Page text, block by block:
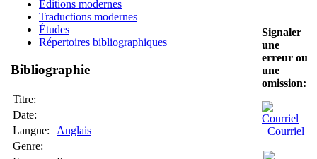
Éditions modernes
Traductions modernes
Études
Répertoires bibliographiques
Bibliographie
Titre:
Date:
Langue:
Anglais
Genre:
Signaler
une
erreur ou
une
omission:
Courriel